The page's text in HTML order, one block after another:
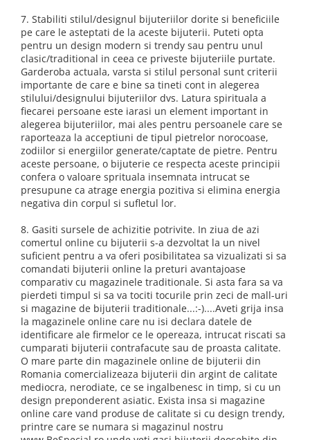
7. Stabiliti stilul/designul bijuteriilor dorite si beneficiile
pe care le asteptati de la aceste bijuterii. Puteti opta
pentru un design modern si trendy sau pentru unul
clasic/traditional in ceea ce priveste bijuteriile purtate.
Garderoba actuala, varsta si stilul personal sunt criterii
importante de care e bine sa tineti cont in alegerea
stilului/designului bijuteriilor dvs. Latura spirituala a
fiecarei persoane este iarasi un element important in
alegerea bijuteriilor, mai ales pentru persoanele care se
raporteaza la acceptiuni de tipul pietrelor norocoase,
zodiilor si energiilor generate/captate de pietre. Pentru
aceste persoane, o bijuterie ce respecta aceste principii
confera o valoare sprituala insemnata intrucat se
presupune ca atrage energia pozitiva si elimina energia
negativa din corpul si sufletul lor.
8. Gasiti sursele de achizitie potrivite. In ziua de azi
comertul online cu bijuterii s-a dezvoltat la un nivel
suficient pentru a va oferi posibilitatea sa vizualizati si sa
comandati bijuterii online la preturi avantajoase
comparativ cu magazinele traditionale. Si asta fara sa va
pierdeti timpul si sa va tociti tocurile prin zeci de mall-uri
si magazine de bijuterii traditionale...:-)....Aveti grija insa
la magazinele online care nu isi declara datele de
identificare ale firmelor ce le opereaza, intrucat riscati sa
cumparati bijuterii contrafacute sau de proasta calitate.
O mare parte din magazinele online de bijuterii din
Romania comercializeaza bijuterii din argint de calitate
mediocra, nerodiate, ce se ingalbenesc in timp, si cu un
design preponderent asiatic. Exista insa si magazine
online care vand produse de calitate si cu design trendy,
printre care se numara si magazinul nostru